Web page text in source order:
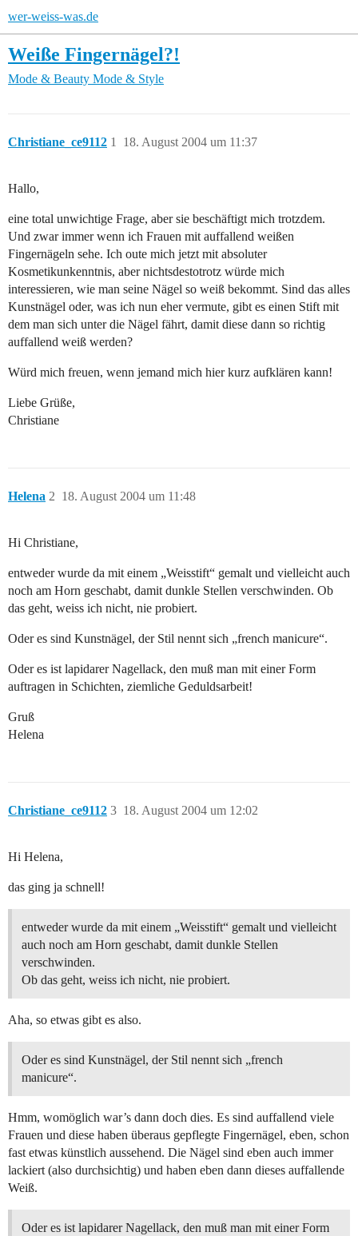
wer-weiss-was.de
Weiße Fingernägel?!
Mode & Beauty Mode & Style
Christiane_ce9112 18. August 2004 um 11:37
1
Hallo,
eine total unwichtige Frage, aber sie beschäftigt mich trotzdem.
Und zwar immer wenn ich Frauen mit auffallend weißen
Fingernägeln sehe. Ich oute mich jetzt mit absoluter
Kosmetikunkenntnis, aber nichtsdestotrotz würde mich
interessieren, wie man seine Nägel so weiß bekommt. Sind das alles
Kunstnägel oder, was ich nun eher vermute, gibt es einen Stift mit
dem man sich unter die Nägel fährt, damit diese dann so richtig
auffallend weiß werden?
Würd mich freuen, wenn jemand mich hier kurz aufklären kann!
Liebe Grüße,
Christiane
Helena 18. August 2004 um 11:48
2
Hi Christiane,
entweder wurde da mit einem „Weisstift“ gemalt und vielleicht auch
noch am Horn geschabt, damit dunkle Stellen verschwinden. Ob
das geht, weiss ich nicht, nie probiert.
Oder es sind Kunstnägel, der Stil nennt sich „french manicure“.
Oder es ist lapidarer Nagellack, den muß man mit einer Form
auftragen in Schichten, ziemliche Geduldsarbeit!
Gruß
Helena
Christiane_ce9112 18. August 2004 um 12:02
3
Hi Helena,
das ging ja schnell!
entweder wurde da mit einem „Weisstift“ gemalt und vielleicht
auch noch am Horn geschabt, damit dunkle Stellen
verschwinden.
Ob das geht, weiss ich nicht, nie probiert.
Aha, so etwas gibt es also.
Oder es sind Kunstnägel, der Stil nennt sich „french
manicure“.
Hmm, womöglich war’s dann doch dies. Es sind auffallend viele
Frauen und diese haben überaus gepflegte Fingernägel, eben, schon
fast etwas künstlich aussehend. Die Nägel sind eben auch immer
lackiert (also durchsichtig) und haben eben dann dieses auffallende
Weiß.
Oder es ist lapidarer Nagellack, den muß man mit einer Form